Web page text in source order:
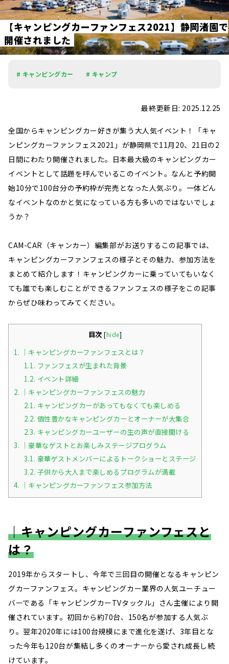
【キャンピングカーファンフェス2021】 静岡渚園で
開催されま した
# キャンピングカー # キャンプ
最終更新日: 2025.12.25
全国からキャンピングカー好きが集う大人気イベント！「キャ
ンピングカーファンフェス2021」が静岡県で11月20、21日の2
日間にわたり開催されました。日本最大級のキャンピングカー
イベントとして話題を呼んでいるこのイベント。なんと予約開
始10分で100台分の予約枠が完売となった人気ぶり。一体どん
なイベントなのかと気になっている方も多いのではないでしょ
うか？
CAM-CAR（キャンカー）編集部がお送りするこの記事では、
キャンピングカーファンフェスの様子とその魅力、参加方法を
まとめて紹介します！キャンピングカーに乗っていてもいなく
ても誰でも楽しむことができるファンフェスの様子をこの記事
からぜひ味わってみてください。
目次 [hide]
1. ｜キャンピングカーファンフェスとは？
1.1. ファンフェスが生まれた背景
1.2. イベント詳細
2. ｜キャンピングカーファンフェスの魅力
2.1. キャンピングカーがあってもなくても楽しめる
2.2. 個性豊かなキャンピングカーとオーナーが大集合
2.3. キャンピングカーユーザーの生の声が直接聞ける
3. ｜豪華なゲストとお楽しみステージプログラム
3.1. 豪華ゲストメンバーによるトークショーとステージ
3.2. 子供から大人まで楽しめるプログラムが満載
4. ｜キャンピングカーファンフェス参加方法
｜キャンピングカーファンフェスと
は？
2019年からスタートし、今年で三回目の開催となるキャンピン
グカーファンフェス。キャンピングカー業界の人気ユーチュー
バーである「キャンピングカーTVタックル」さん主催により開
催されています。初回から約70台、150名が参加する人気ぶ
り。翌年2020年には100台規模にまで進化を遂げ、3年目とな
った今年も120台が集結し多くのオーナーから愛され成長し続
けています。